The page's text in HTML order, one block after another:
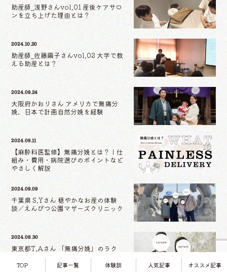
TOP 記事一覧 体験談 人気記事 オススメ記事
助産師_浅野さんvol.01 産後ケアサロ
ンを立ち上げた理由とは？
2024.10.20
助産師_佐藤繭子さんvol.03 大学で教
える助産とは？
2024.09.24
大阪府かおりさん アメリカで無痛分
娩、日本で計画自然分娩を経験
2024.09.11
【麻酔科医監修】無痛分娩とは？｜仕
組み・費用・病院選びのポイントなど
やさしく解説
2024.09.09
千葉県 S.Yさん 穏やかなお産の体験
談／えんぴつ公園マザーズクリニック
2024.08.30
東京都T.Aさん 「無痛分娩」のラク
さに驚愕／小川クリニック